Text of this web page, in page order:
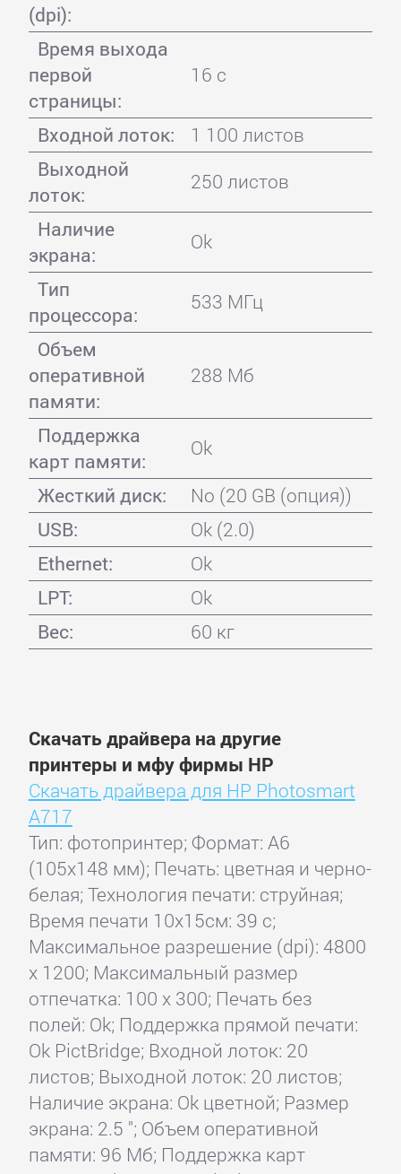
(dpi):
Время выхода
первой
страницы:
16 с
Входной лоток:
1 100 листов
Выходной
лоток:
250 листов
Наличие
экрана:
Ok
Тип
процессора:
533 МГц
Объем
оперативной
памяти:
288 Мб
Поддержка
карт памяти:
Ok
Жесткий диск:
No (20 GB (опция))
USB:
Ok (2.0)
Ethernet:
Ok
LPT:
Ok
Вес:
60 кг
Скачать драйвера на другие
принтеры и мфу фирмы HP
Скачать драйвера для HP Photosmart
A717
Тип: фотопринтер; Формат: A6
(105x148 мм); Печать: цветная и черно-
белая; Технология печати: струйная;
Время печати 10x15см: 39 с;
Максимальное разрешение (dpi): 4800
x 1200; Максимальный размер
отпечатка: 100 x 300; Печать без
полей: Ok; Поддержка прямой печати:
Ok PictBridge; Входной лоток: 20
листов; Выходной лоток: 20 листов;
Наличие экрана: Ok цветной; Размер
экрана: 2.5 "; Объем оперативной
памяти: 96 Мб; Поддержка карт